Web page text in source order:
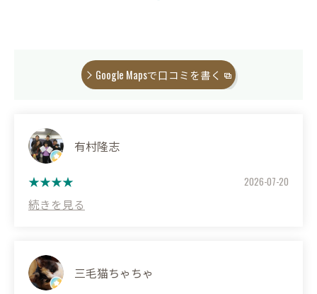
Google Mapsで口コミを書く
有村隆志
2026-07-20
三毛猫ちゃちゃ